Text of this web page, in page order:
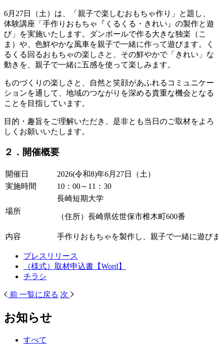
6月27日（土）は、「親子で楽しむおもちゃ作り」と題し、
体験講座「手作りおもちゃ『くるくる・きれい』の製作と遊
び」を実施いたします。ダンボールで作る大きな独楽（こ
ま）や、色鮮やかな風車を親子で一緒に作って遊びます。く
るくる回るおもちゃの楽しさと、その鮮やかで「きれい」な
動きを、親子で一緒に五感を使って楽しみます。
ものづくりの楽しさと、自然と笑顔があふれるコミュニケー
ションを通して、地域のつながりを深める貴重な機会となる
ことを目指しています。
目的・趣旨をご理解いただき、是非とも当日のご取材をよろ
しくお願いいたします。
２．開催概要
開催日
2026(令和8)年6月27日（土）
実施時間
10：00～11：30
場所
長崎短期大学
（住所）長崎県佐世保市椎木町600番
内容 手作りおもちゃを製作し、親子で一緒に遊び
プレスリリース
（様式）取材申込書【Word】
チラシ
前 一覧に戻る 次
お知らせ
すべて